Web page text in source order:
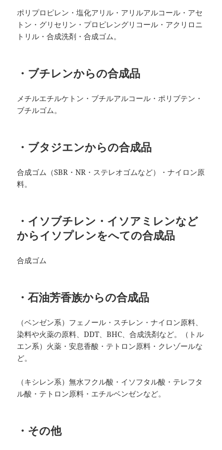
ポリプロピレン・塩化アリル・アリルアルコール・アセ
トン・グリセリン・プロピレングリコール・アクリロニ
トリル・合成洗剤・合成ゴム。
・ブチレンからの合成品
メチルエチルケトン・ブチルアルコール・ポリブテン・
ブチルゴム。
・ブタジエンからの合成品
合成ゴム（SBR・NR・ステレオゴムなど）・ナイロン原
料。
・イソブチレン・イソアミレンなど
からイソプレンをへての合成品
合成ゴム
・石油芳香族からの合成品
（ベンゼン系）フェノール・スチレン・ナイロン原料、
染料や火薬の原料、DDT、BHC、合成洗剤など。（トル
エン系）火薬・安息香酸・テトロン原料・クレゾールな
ど。
（キシレン系）無水フクル酸・イソフタル酸・テレフタ
ル酸・テトロン原料・エチルベンゼンなど。
・その他